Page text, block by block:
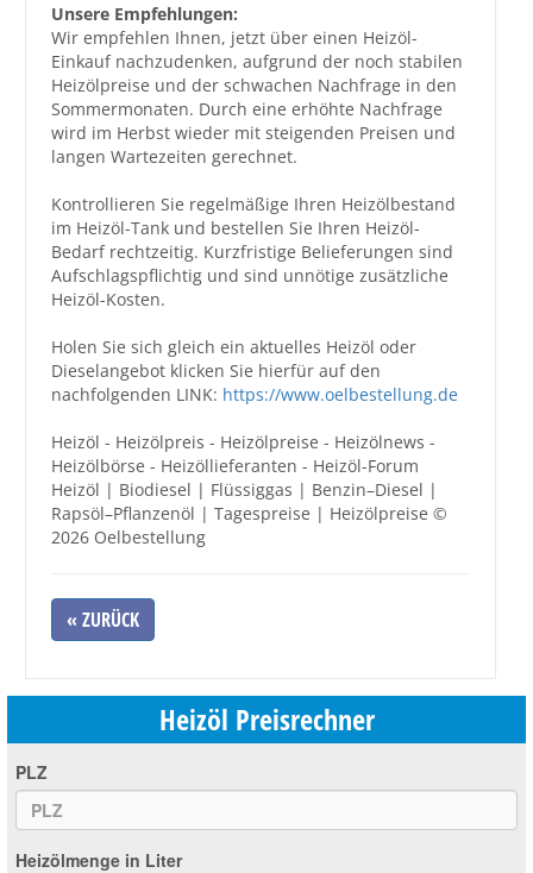
Unsere Empfehlungen:
Wir empfehlen Ihnen, jetzt über einen Heizöl-
Einkauf nachzudenken, aufgrund der noch stabilen
Heizölpreise und der schwachen Nachfrage in den
Sommermonaten. Durch eine erhöhte Nachfrage
wird im Herbst wieder mit steigenden Preisen und
langen Wartezeiten gerechnet.
Kontrollieren Sie regelmäßige Ihren Heizölbestand
im Heizöl-Tank und bestellen Sie Ihren Heizöl-
Bedarf rechtzeitig. Kurzfristige Belieferungen sind
Aufschlagspflichtig und sind unnötige zusätzliche
Heizöl-Kosten.
Holen Sie sich gleich ein aktuelles Heizöl oder
Dieselangebot klicken Sie hierfür auf den
nachfolgenden LINK: https://www.oelbestellung.de
Heizöl - Heizölpreis - Heizölpreise - Heizölnews -
Heizölbörse - Heizöllieferanten - Heizöl-Forum
Heizöl | Biodiesel | Flüssiggas | Benzin–Diesel |
Rapsöl–Pflanzenöl | Tagespreise | Heizölpreise ©
2026 Oelbestellung
« ZURÜCK
Heizöl Preisrechner
PLZ
Heizölmenge in Liter